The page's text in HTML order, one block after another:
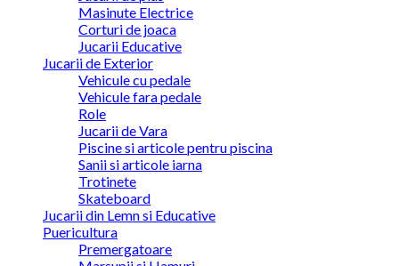
Masinute Electrice
Corturi de joaca
Jucarii Educative
Jucarii de Exterior
Vehicule cu pedale
Vehicule fara pedale
Role
Jucarii de Vara
Piscine si articole pentru piscina
Sanii si articole iarna
Trotinete
Skateboard
Jucarii din Lemn si Educative
Puericultura
Premergatoare